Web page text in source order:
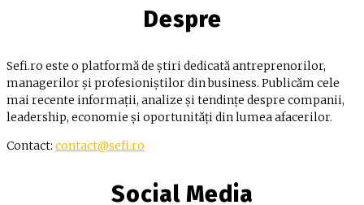
Despre
Sefi.ro este o platformă de știri dedicată antreprenorilor,
managerilor și profesioniștilor din business. Publicăm cele
mai recente informații, analize și tendințe despre companii,
leadership, economie și oportunități din lumea afacerilor.
Contact: contact@sefi.ro
Social Media